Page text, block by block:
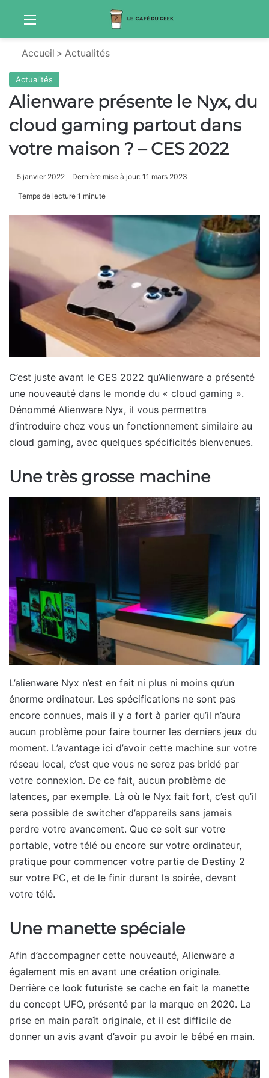
Menu
Accueil > Actualités
Actualités
Alienware présente le Nyx, du
cloud gaming partout dans
votre maison ? – CES 2022
5 janvier 2022 Dernière mise à jour: 11 mars 2023
Temps de lecture 1 minute
C’est juste avant le CES 2022 qu’Alienware a présenté
une nouveauté dans le monde du « cloud gaming ».
Dénommé Alienware Nyx, il vous permettra
d’introduire chez vous un fonctionnement similaire au
cloud gaming, avec quelques spécificités bienvenues.
Une très grosse machine
L’alienware Nyx n’est en fait ni plus ni moins qu’un
énorme ordinateur. Les spécifications ne sont pas
encore connues, mais il y a fort à parier qu’il n’aura
aucun problème pour faire tourner les derniers jeux du
moment. L’avantage ici d’avoir cette machine sur votre
réseau local, c’est que vous ne serez pas bridé par
votre connexion. De ce fait, aucun problème de
latences, par exemple. Là où le Nyx fait fort, c’est qu’il
sera possible de switcher d’appareils sans jamais
perdre votre avancement. Que ce soit sur votre
portable, votre télé ou encore sur votre ordinateur,
pratique pour commencer votre partie de Destiny 2
sur votre PC, et de le finir durant la soirée, devant
votre télé.
Une manette spéciale
Afin d’accompagner cette nouveauté, Alienware a
également mis en avant une création originale.
Derrière ce look futuriste se cache en fait la manette
du concept UFO, présenté par la marque en 2020. La
prise en main paraît originale, et il est difficile de
donner un avis avant d’avoir pu avoir le bébé en main.